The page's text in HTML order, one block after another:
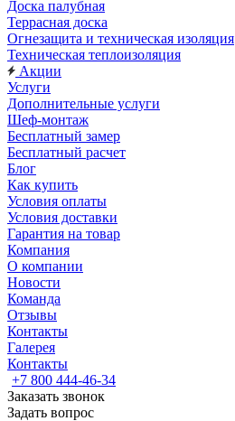
Доска палубная
Террасная доска
Огнезащита и техническая изоляция
Техническая теплоизоляция
Акции
Услуги
Дополнительные услуги
Шеф-монтаж
Бесплатный замер
Бесплатный расчет
Блог
Как купить
Условия оплаты
Условия доставки
Гарантия на товар
Компания
О компании
Новости
Команда
Отзывы
Контакты
Галерея
Контакты
+7 800 444-46-34
Заказать звонок
Задать вопрос